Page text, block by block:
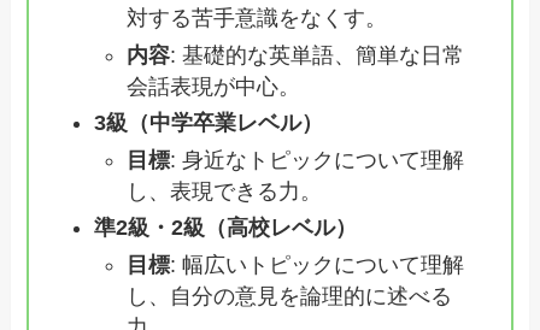
対する苦手意識をなくす。
内容: 基礎的な英単語、簡単な日常
会話表現が中心。
3級（中学卒業レベル）
目標: 身近なトピックについて理解
し、表現できる力。
準2級・2級（高校レベル）
目標: 幅広いトピックについて理解
し、自分の意見を論理的に述べる